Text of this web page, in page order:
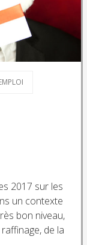
2017 sur les
un contexte
bon niveau,
de la